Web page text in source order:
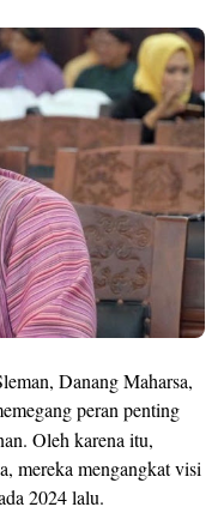
Danang Maharsa,
peran penting
Oleh karena itu,
mereka mengangkat visi
2024 lalu.